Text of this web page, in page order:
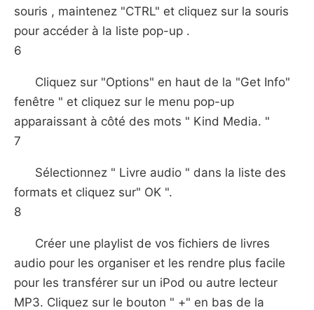
souris , maintenez "CTRL" et cliquez sur la souris
pour accéder à la liste pop-up .
6
Cliquez sur "Options" en haut de la "Get Info"
fenêtre " et cliquez sur le menu pop-up
apparaissant à côté des mots " Kind Media. "
7
Sélectionnez " Livre audio " dans la liste des
formats et cliquez sur" OK ".
8
Créer une playlist de vos fichiers de livres
audio pour les organiser et les rendre plus facile
pour les transférer sur un iPod ou autre lecteur
MP3. Cliquez sur le bouton " +" en bas de la